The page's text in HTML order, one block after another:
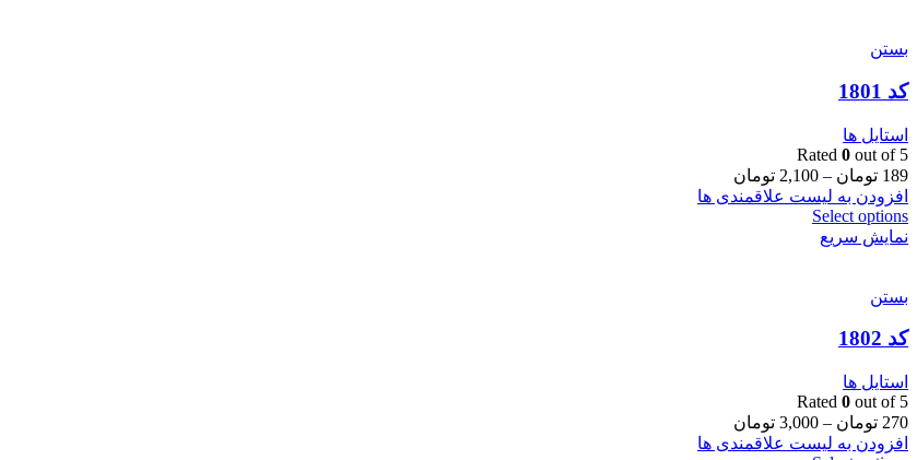
بستن
کد 1801
استایل ها
Rated 0 out of 5
189 تومان –
2,100 تومان
افزودن به لیست علاقمندی ها
Select options
نمایش سریع
بستن
کد 1802
استایل ها
Rated 0 out of 5
270 تومان –
3,000 تومان
افزودن به لیست علاقمندی ها